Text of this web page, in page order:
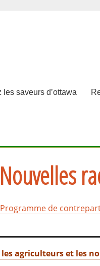
les saveurs d’ottawa
Nouvelles
Programme de
agriculteurs et les